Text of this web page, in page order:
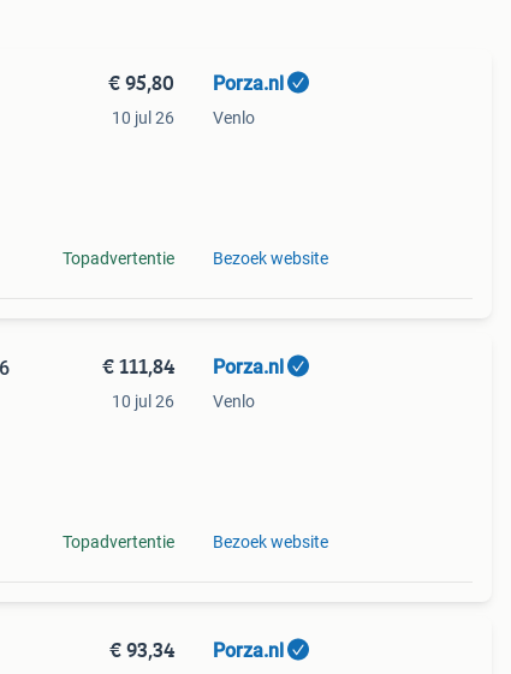
€ 95,80
10 jul 26
Topadvertentie
Porza.nl
Venlo
Bezoek website
€ 111,84
10 jul 26
Topadvertentie
Porza.nl
Venlo
Bezoek website
€ 93,34 Porza.nl